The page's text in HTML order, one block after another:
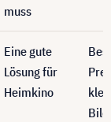
muss
Eine gute
Lösung für
Heimkino